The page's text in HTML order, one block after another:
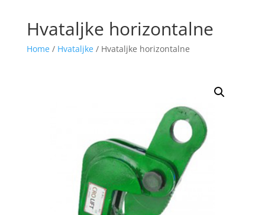
Hvataljke horizontalne
Home/ Hvataljke/ Hvataljke horizontalne